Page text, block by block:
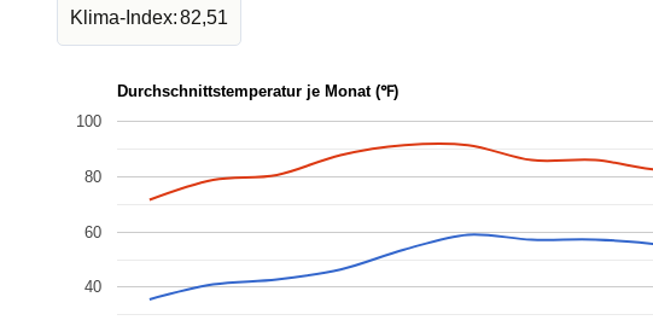
Klima-Index:82,51
Durchschnittstemperatur je Monat (℉)
40
60
80
100